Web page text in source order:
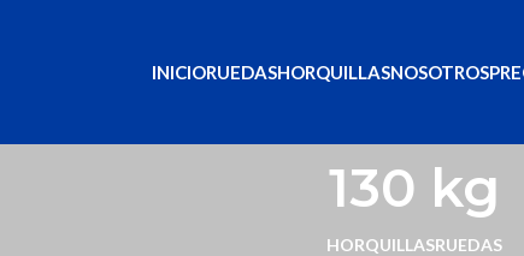
INICIORUEDASHORQUILLASNOSOTROS
130 kg
HORQUILLASRUEDAS